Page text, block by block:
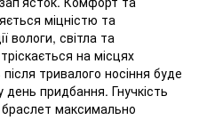
міцністю та
вологи, світла та
на місцях
тривалого носіння буде
придбання. Гнучкість
браслет максимально